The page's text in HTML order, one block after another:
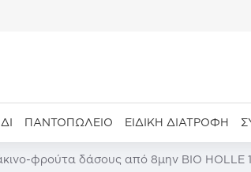
ΠΑΝΤΟΠΩΛΕΊΟ ΕΙΔΙΚΉ ΔΙΑΤΡΟΦΉ
φρούτα δάσους από 8μην ΒΙΟ HOLLE